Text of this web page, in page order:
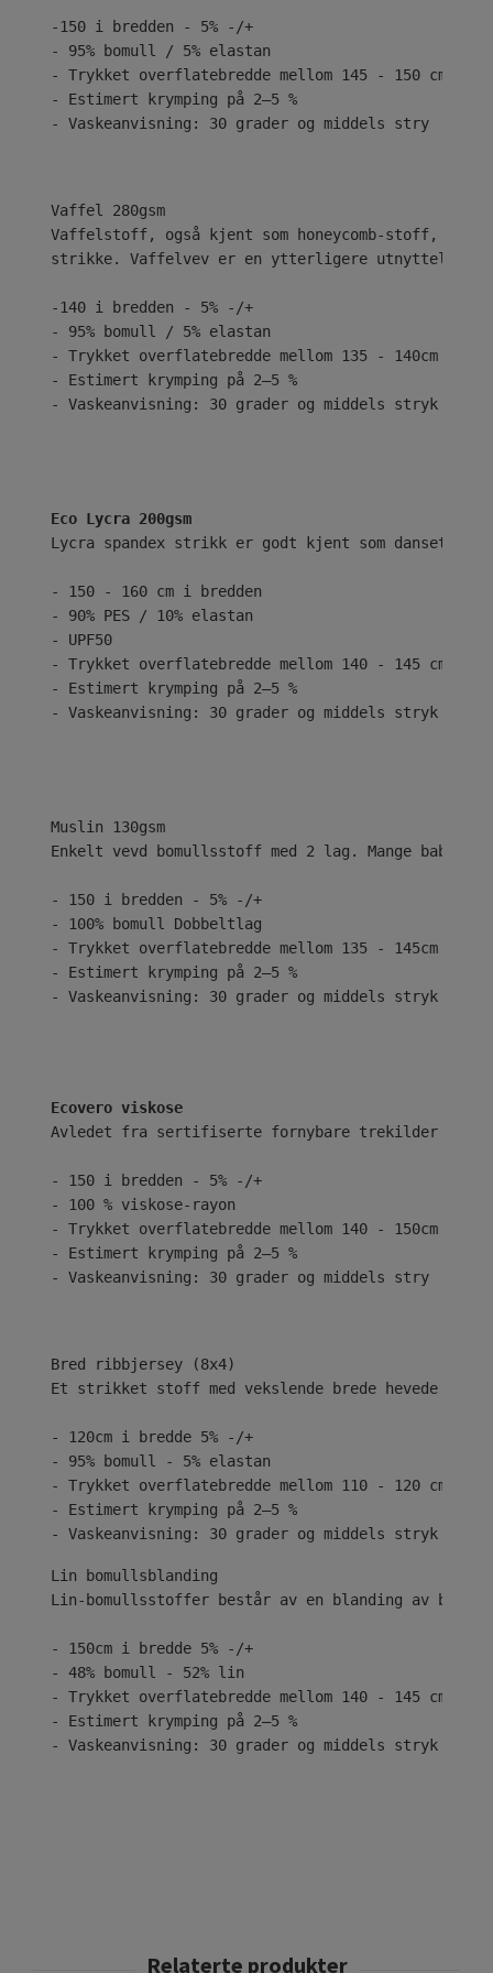
-150 i bredden - 5% -/+
- 95% bomull / 5% elastan
- Trykket overflatebredde mellom 145 - 150 cm
- Estimert krymping på 2–5 %
- Vaskeanvisning: 30 grader og middels stry
Vaffelstoff, også kjent som honeycomb-stoff, har
strikke. Vaffelvev er en ytterligere utnyttelse
-140 i bredden - 5% -/+
- 95% bomull / 5% elastan
- Trykket overflatebredde mellom 135 - 140cm
- Estimert krymping på 2–5 %
- Vaskeanvisning: 30 grader og middels stryk
Eco Lycra 200gsm
Lycra spandex strikk er godt kjent som
- 150 - 160 cm i bredden
- 90% PES / 10% elastan
- UPF50
- Trykket overflatebredde mellom 140 - 145 cm
- Estimert krymping på 2–5 %
- Vaskeanvisning: 30 grader og middels stryk
Enkelt vevd bomullsstoff med 2 lag. Mange
- 150 i bredden - 5% -/+
- 100% bomull Dobbeltlag
- Trykket overflatebredde mellom 135 - 145cm
- Estimert krymping på 2–5 %
- Vaskeanvisning: 30 grader og middels stryk
Ecovero viskose
Avledet fra sertifiserte fornybare trekilder ved
- 150 i bredden - 5% -/+
- 100 % viskose-rayon
- Trykket overflatebredde mellom 140 - 150cm
- Estimert krymping på 2–5 %
- Vaskeanvisning: 30 grader og middels stry
Bred ribbjersey (8x4)
Et strikket stoff med vekslende brede hevede og
- 120cm i bredde 5% -/+
- 95% bomull - 5% elastan
- Trykket overflatebredde mellom 110 - 120 cm
- Estimert krymping på 2–5 %
- Vaskeanvisning: 30 grader og middels stryk
Lin-bomullsstoffer består av en blanding av
- 150cm i bredde 5% -/+
- 48% bomull - 52% lin
- Trykket overflatebredde mellom 140 - 145 cm
- Estimert krymping på 2–5 %
- Vaskeanvisning: 30 grader og middels stryk